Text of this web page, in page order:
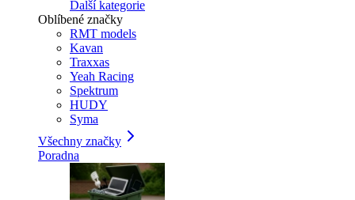
Další kategorie
Oblíbené značky
RMT models
Kavan
Traxxas
Yeah Racing
Spektrum
HUDY
Syma
Všechny značky
Poradna